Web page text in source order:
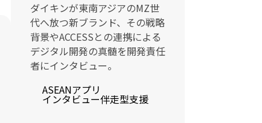
ダイキンが東南アジアのMZ世
代へ放つ新ブランド、その戦略
背景やACCESSとの連携による
デジタル開発の真髄を開発責任
者にインタビュー。
ASEANアプリ
インタビュー伴走型支援